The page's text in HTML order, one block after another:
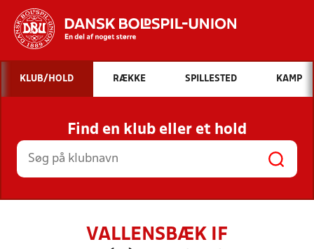
Hvad vil du søge efter?
INDHOLD OG NYHEDER
STILLINGER, RESULTATER, KLUBBER OG
HOLD
KLUB/HOLD RÆKKE SPILLESTED KAMP
Find en klub eller et hold
VALLENSBÆK IF